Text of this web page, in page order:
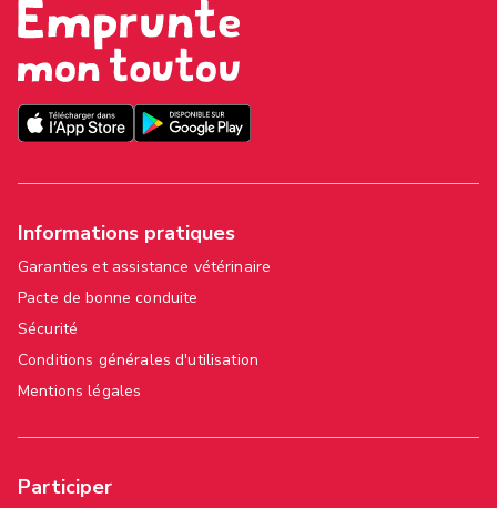
Informations pratiques
Garanties et assistance vétérinaire
Pacte de bonne conduite
Sécurité
Conditions générales d'utilisation
Mentions légales
Participer